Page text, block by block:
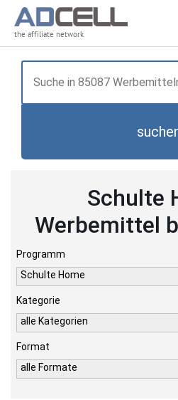
the affiliate network
Schulte
Werbemittel
Programm
Schulte Home
Kategorie
alle Kategorien
Format
alle Formate